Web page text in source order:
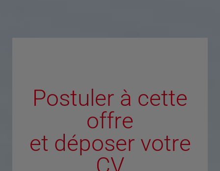
Postuler à cette
offre
et déposer votre
CV